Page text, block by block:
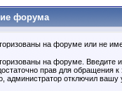
форума
на форуме или не
на форуме. Введите
прав для обращения
администратор отключил